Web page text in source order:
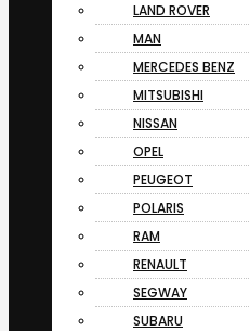
LAND ROVER
MAN
MERCEDES BENZ
MITSUBISHI
NISSAN
OPEL
PEUGEOT
POLARIS
RAM
RENAULT
SEGWAY
SUBARU